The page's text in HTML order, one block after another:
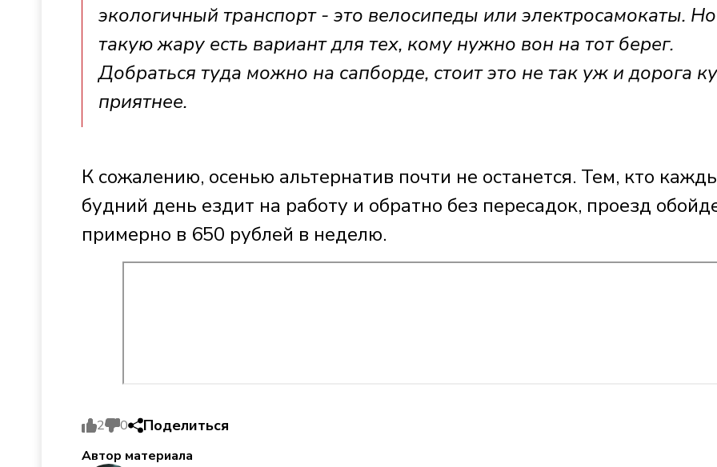
экологичный транспорт - это велосипеды или электросамокаты.
такую жару есть вариант для тех, кому нужно вон на тот берег.
Добраться туда можно на сапборде, стоит это не так уж и дорога
приятнее.
К сожалению, осенью альтернатив почти не останется. Тем, кто
будний день ездит на работу и обратно без пересадок, проезд
примерно в 650 рублей в неделю.
2 0 Поделиться
Автор материала